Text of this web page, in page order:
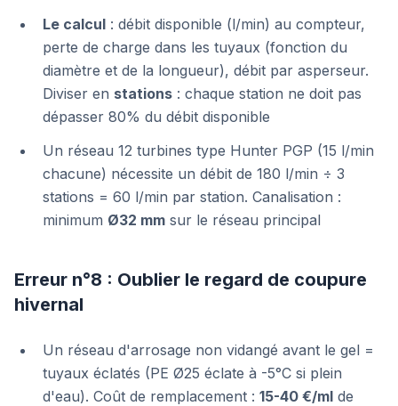
Le calcul : débit disponible (l/min) au compteur,
perte de charge dans les tuyaux (fonction du
diamètre et de la longueur), débit par asperseur.
Diviser en stations : chaque station ne doit pas
dépasser 80% du débit disponible
Un réseau 12 turbines type Hunter PGP (15 l/min
chacune) nécessite un débit de 180 l/min ÷ 3
stations = 60 l/min par station. Canalisation :
minimum Ø32 mm sur le réseau principal
Erreur n°8 : Oublier le regard de coupure
hivernal
Un réseau d'arrosage non vidangé avant le gel =
tuyaux éclatés (PE Ø25 éclate à -5°C si plein
d'eau). Coût de remplacement : 15-40 €/ml de